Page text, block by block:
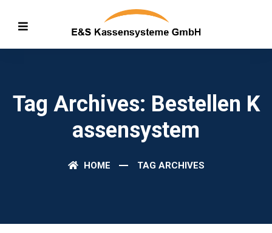
Tag Archives: Bestellen K
Assensystem
HOME TAG ARCHIVES